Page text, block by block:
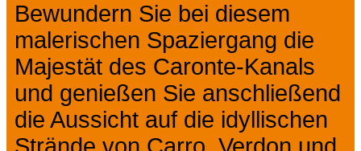
Bewundern Sie bei diesem
malerischen Spaziergang die
Majestät des Caronte-Kanals
und genießen Sie anschließend
die Aussicht auf die idyllischen